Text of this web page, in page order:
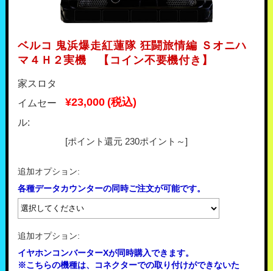
ベルコ 鬼浜爆走紅蓮隊 狂闘旅情編 Ｓオニハ
マ４Ｈ２実機 【コイン不要機付き】
家スロタ
イムセー
ル:
¥23,000(税込)
[ポイント還元 230ポイント～]
追加オプション:
各種データカウンターの同時ご注文が可能です。
追加オプション:
イヤホンコンバーターXが同時購入できます。
※こちらの機種は、コネクターでの取り付けができないた